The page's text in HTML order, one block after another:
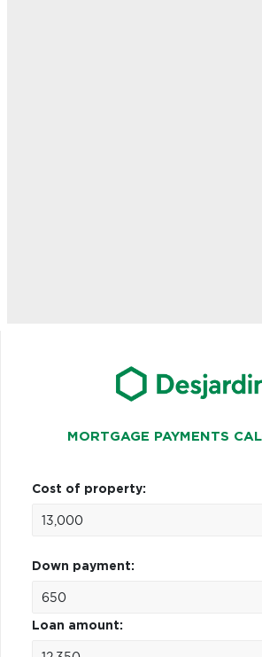
MORTGAGE PAYMENTS
Cost of property:
Down payment:
Loan amount: